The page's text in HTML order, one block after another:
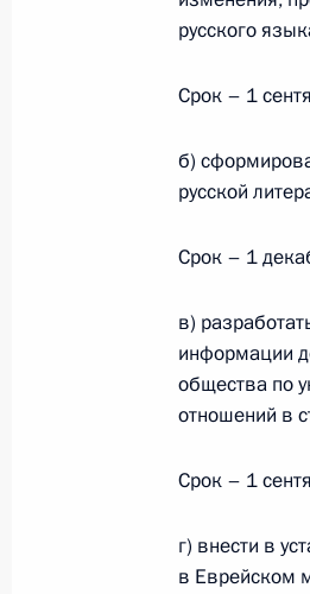
Бюджетное
Рабочая
Андреем
19 апреля 2013
Перечень
по
17 марта 2013
31 января 2013
русского
Срок – 1
б)
русской
Срок – 1
в)
информации
общества по
отношений в
Срок – 1
г) внести в
в Еврейском